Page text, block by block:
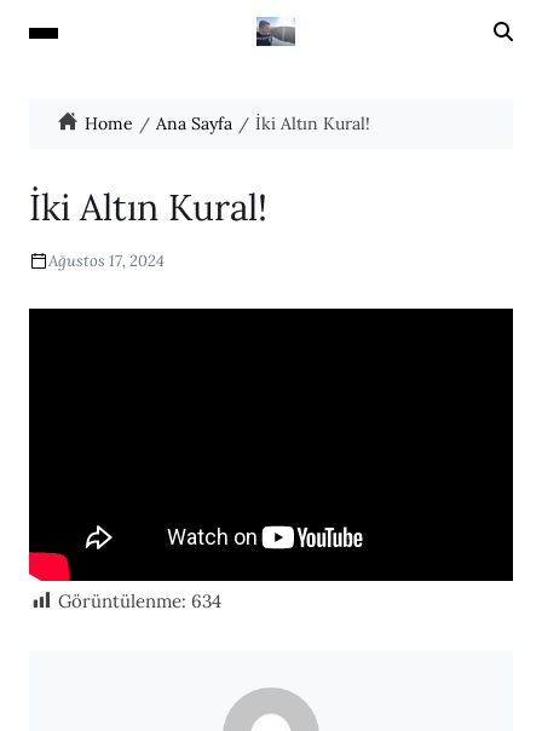
Home Ana Sayfa İki Altın Kural!
İki Altın Kural!
Ağustos 17, 2024
Görüntülenme: 634